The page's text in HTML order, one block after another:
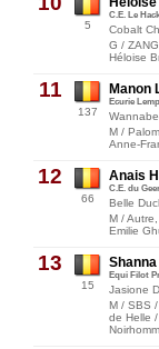
5
C.E. Le
Cobalt
G /
Héloise
11
137
Manon
Ecurie
M /
Anne-
12
66
Anais
C.E. du Geer
Belle
M /
Emilie
13
15
Equi Filot
Jasione
M / SBS
de Helle